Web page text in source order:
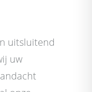
uitsluitend
uw